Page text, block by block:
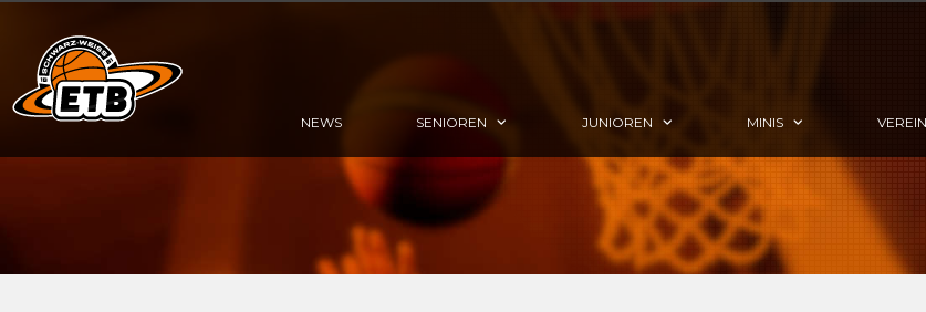
NEWS SENIOREN JUNIOREN MINIS VEREIN